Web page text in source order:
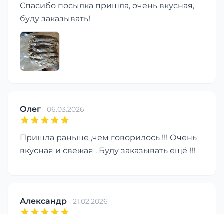
Спасибо посылка пришла, очень вкусная,
буду заказывать!
Олег 06.03.2026
Пришла раньше ,чем говорилось !!! Очень
вкусная и свежая . Буду заказывать ещё !!!
Александр 21.02.2026